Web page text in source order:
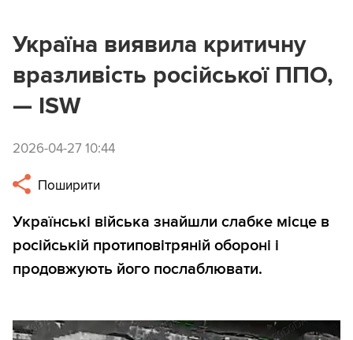
Україна виявила критичну
вразливість російської ППО,
— ISW
2026-04-27 10:44
Поширити
Українські війська знайшли слабке місце в
російській протиповітряній обороні і
продовжують його послаблювати.